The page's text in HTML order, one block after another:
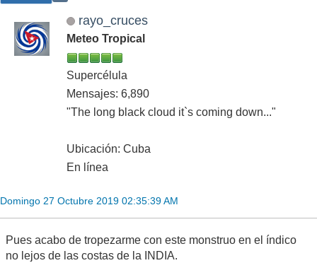
rayo_cruces
Meteo Tropical
Supercélula
Mensajes: 6,890
"The long black cloud it`s coming down..."
Ubicación: Cuba
En línea
Domingo 27 Octubre 2019 02:35:39 AM
Pues acabo de tropezarme con este monstruo en el índico
no lejos de las costas de la INDIA.